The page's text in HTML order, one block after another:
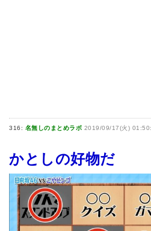
316: 名無しのまとめラボ 2019/09/17(火)
かとしの好物だ